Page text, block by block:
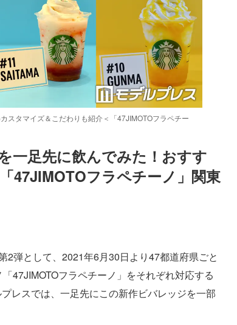
スタマイズ＆こだわりも紹介＜「47JIMOTOフラペチー
:
一足先に飲んでみた！おすす
47JIMOTOフラペチーノ」関東
2弾として、2021年6月30日より47都道府県ごと
47JIMOTOフラペチーノ」をそれぞれ対応する
レスでは、一足先にこの新作ビバレッジを一部